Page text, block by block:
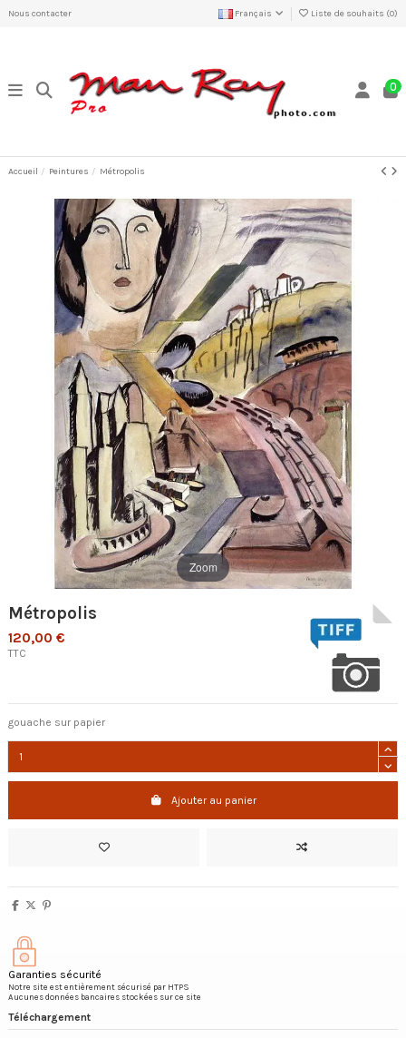
Nous contacter Français Liste de souhaits (0)
0
Accueil Peintures Métropolis
Zoom
Métropolis
120,00 €
TTC
gouache sur papier
Ajouter au panier
Garanties sécurité
Notre site est entièrement sécurisé par HTPS
Aucunes données bancaires stockées sur ce site
Téléchargement